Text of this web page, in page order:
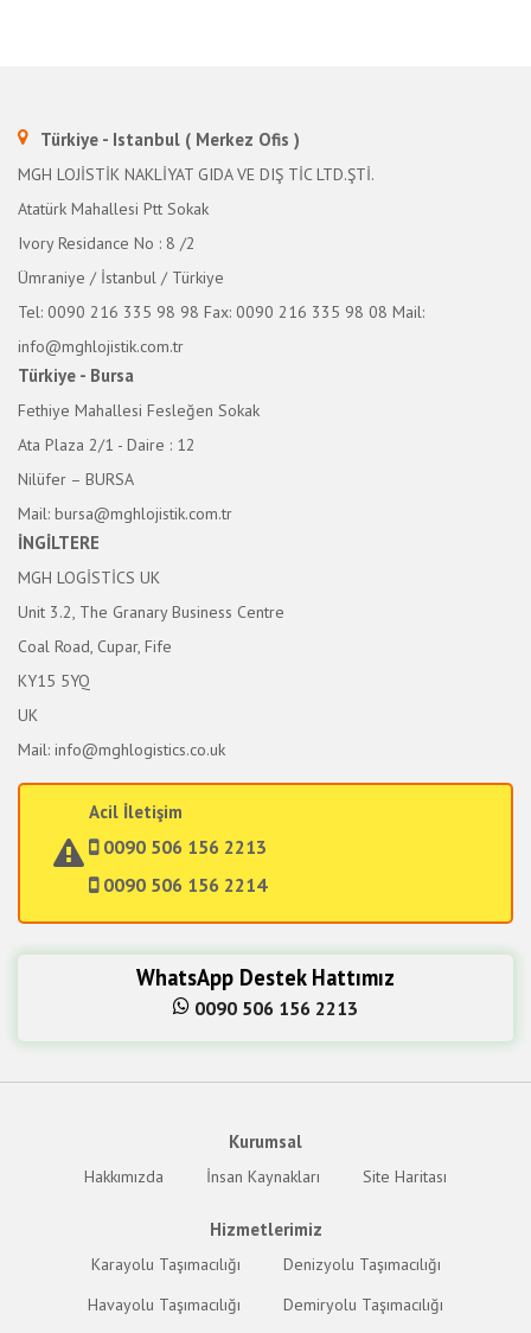
Türkiye - Istanbul ( Merkez Ofis )
MGH LOJİSTİK NAKLİYAT GIDA VE DIŞ TİC LTD.ŞTİ.
Atatürk Mahallesi Ptt Sokak
Ivory Residance No : 8 /2
Ümraniye / İstanbul / Türkiye
Tel: 0090 216 335 98 98 Fax: 0090 216 335 98 08 Mail:
info@mghlojistik.com.tr
Türkiye - Bursa
Fethiye Mahallesi Fesleğen Sokak
Ata Plaza 2/1 - Daire : 12
Nilüfer – BURSA
Mail: bursa@mghlojistik.com.tr
İNGİLTERE
MGH LOGİSTİCS UK
Unit 3.2, The Granary Business Centre
Coal Road, Cupar, Fife
KY15 5YQ
UK
Mail: info@mghlogistics.co.uk
Acil İletişim
0090 506 156 2213
0090 506 156 2214
WhatsApp Destek Hattımız
0090 506 156 2213
Kurumsal
Hakkımızda İnsan Kaynakları Site Haritası
Hizmetlerimiz
Karayolu Taşımacılığı
Denizyolu Taşımacılığı
Havayolu Taşımacılığı
Demiryolu Taşımacılığı